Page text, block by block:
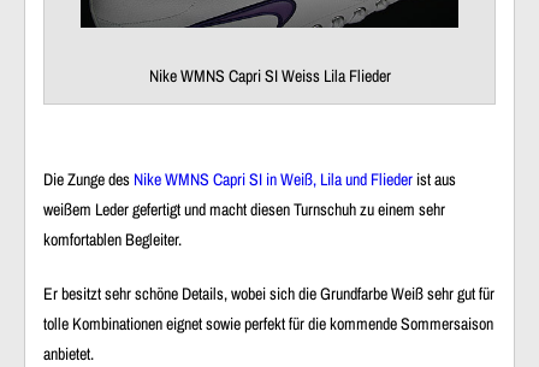
Nike WMNS Capri SI Weiss Lila Flieder
Die Zunge des Nike WMNS Capri SI in Weiß, Lila und Flieder ist aus
weißem Leder gefertigt und macht diesen Turnschuh zu einem sehr
komfortablen Begleiter.
Er besitzt sehr schöne Details, wobei sich die Grundfarbe Weiß sehr gut für
tolle Kombinationen eignet sowie perfekt für die kommende Sommersaison
anbietet.